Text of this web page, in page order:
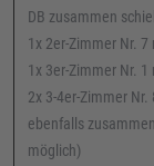
DB zusammen
1x 2er-Zimmer Nr.
1x 3er-Zimmer Nr.
2x 3-4er-Zimmer
ebenfalls
möglich)